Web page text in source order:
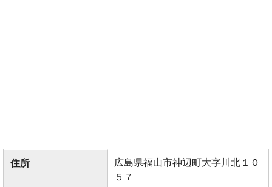
住所
広島県福山市神辺町大字川北１０
５７